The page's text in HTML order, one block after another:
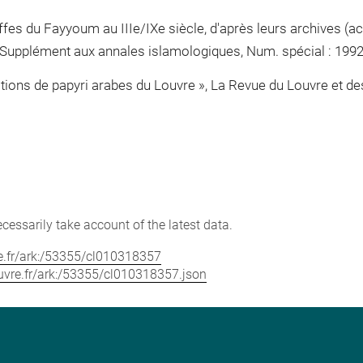
du Fayyoum au IIIe/IXe siècle, d'après leurs archives
aux annales islamologiques, Num. spécial :
de papyri arabes du Louvre », La Revue du Louvre et
take account of the latest data.
ark:/53355/cl010318357
ark:/53355/cl010318357.json